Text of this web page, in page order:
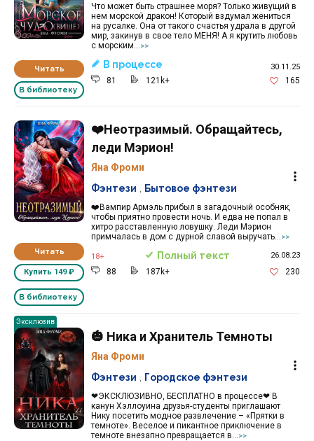
Читать
В библиотеку
Что может быть страшнее моря? Только живущий в
нем морской дракон! Который вздумал жениться
на русалке. Она от такого счастья удрала в другой
мир, закинув в свое тело МЕНЯ! А я крутить любовь
с морским...
>>
В процессе 30.11.25
81 121k+ 165
Читать
Купить 149 ₽
В библиотеку
❤️Неотразимый. Обращайтесь,
леди Мэрион!
Яна Фроми
❤️Вампир Армэль прибыл в загадочный особняк,
чтобы приятно провести ночь. И едва не попал в
хитро расставленную ловушку. Леди Мэрион
примчалась в дом с дурной славой выручать...
>>
Фэнтези Бытовое фэнтези
18+ Полный текст 26.08.23
88 187k+ 230
Эксклюзив
🎃 Ника и Хранитель Темноты
Яна Фроми
❤ЭКСКЛЮЗИВНО, БЕСПЛАТНО в процессе❤ В
канун Хэллоуина друзья-студенты приглашают
Нику посетить модное развлечение – «Прятки в
темноте». Веселое и пикантное приключение в
темноте внезапно превращается в...
>>
Фэнтези Городское фэнтези